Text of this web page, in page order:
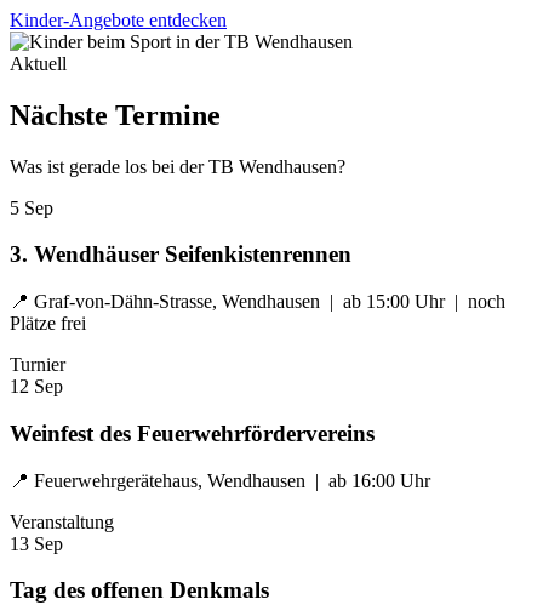
Kinder-Angebote entdecken
Aktuell
Nächste Termine
Was ist gerade los bei der TB Wendhausen?
5 Sep
3. Wendhäuser Seifenkistenrennen
📍 Graf-von-Dähn-Strasse, Wendhausen | ab 15:00 Uhr | noch
Plätze frei
Turnier
12 Sep
Weinfest des Feuerwehrfördervereins
📍 Feuerwehrgerätehaus, Wendhausen | ab 16:00 Uhr
Veranstaltung
13 Sep
Tag des offenen Denkmals